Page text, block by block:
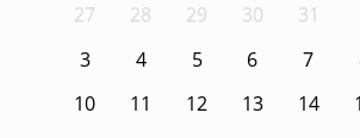
27 28 29 30 31
3
4 5 6 7
10
11 12 13 14